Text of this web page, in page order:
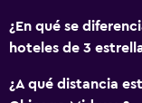
Cocina
Copas
¿En qué se
hoteles de 3
¿A qué distancia